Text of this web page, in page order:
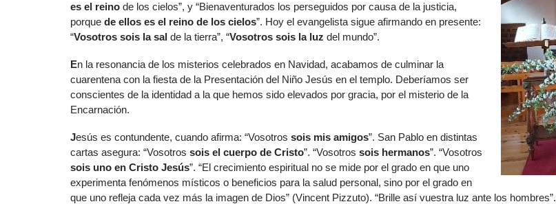
es el reino de los cielos”, y “Bienaventurados los perseguidos por causa de la justicia,
porque de ellos es el reino de los cielos”. Hoy el evangelista sigue afirmando en presente:
“Vosotros sois la sal de la tierra”, “Vosotros sois la luz del mundo”.
En la resonancia de los misterios celebrados en Navidad, acabamos de culminar la
cuarentena con la fiesta de la Presentación del Niño Jesús en el templo. Deberíamos ser
conscientes de la identidad a la que hemos sido elevados por gracia, por el misterio de la
Encarnación.
Jesús es contundente, cuando afirma: “Vosotros sois mis amigos”. San Pablo en distintas
cartas asegura: “Vosotros sois el cuerpo de Cristo”. “Vosotros sois hermanos”. “Vosotros
sois uno en Cristo Jesús”. “El crecimiento espiritual no se mide por el grado en que uno
experimenta fenómenos místicos o beneficios para la salud personal, sino por el grado en
que uno refleja cada vez más la imagen de Dios” (Vincent Pizzuto). “Brille así vuestra luz ante los hombres”.